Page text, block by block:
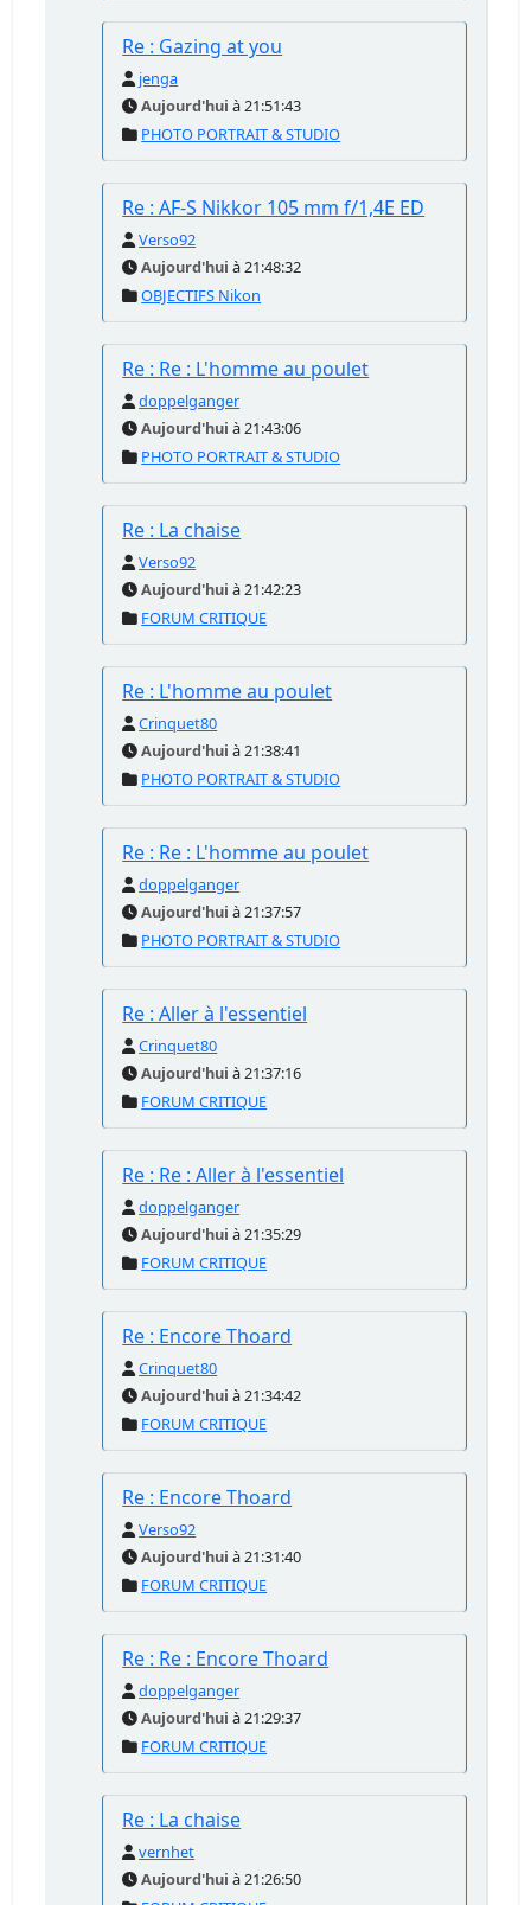
Re : Gazing at you
jenga
Aujourd'hui à 21:51:43
PHOTO PORTRAIT & STUDIO
Re : AF-S Nikkor 105 mm f/1,4E ED
Verso92
Aujourd'hui à 21:48:32
OBJECTIFS Nikon
Re : Re : L'homme au poulet
doppelganger
Aujourd'hui à 21:43:06
PHOTO PORTRAIT & STUDIO
Re : La chaise
Verso92
Aujourd'hui à 21:42:23
FORUM CRITIQUE
Re : L'homme au poulet
Crinquet80
Aujourd'hui à 21:38:41
PHOTO PORTRAIT & STUDIO
Re : Re : L'homme au poulet
doppelganger
Aujourd'hui à 21:37:57
PHOTO PORTRAIT & STUDIO
Re : Aller à l'essentiel
Crinquet80
Aujourd'hui à 21:37:16
FORUM CRITIQUE
Re : Re : Aller à l'essentiel
doppelganger
Aujourd'hui à 21:35:29
FORUM CRITIQUE
Re : Encore Thoard
Crinquet80
Aujourd'hui à 21:34:42
FORUM CRITIQUE
Re : Encore Thoard
Verso92
Aujourd'hui à 21:31:40
FORUM CRITIQUE
Re : Re : Encore Thoard
doppelganger
Aujourd'hui à 21:29:37
FORUM CRITIQUE
Re : La chaise
vernhet
Aujourd'hui à 21:26:50